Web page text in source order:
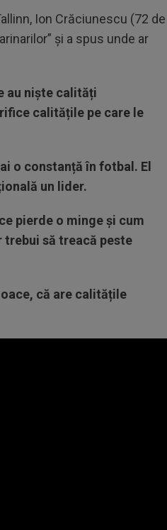
Ion Crăciunescu (72 de
și a spus unde ar
au niște calități
calitățile pe care le
o constanță în fotbal. El
un lider.
pierde o minge și cum
trebui să treacă peste
că are calitățile